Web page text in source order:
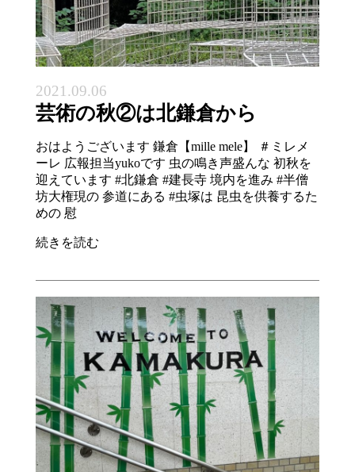
2021.09.06
芸術の秋②は北鎌倉から
おはようございます 鎌倉【mille mele】 ＃ミレメ
ーレ 広報担当yukoです 虫の鳴き声盛んな 初秋を
迎えています #北鎌倉 #建長寺 境内を進み #半僧
坊大権現の 参道にある #虫塚は 昆虫を供養するた
めの 慰
続きを読む